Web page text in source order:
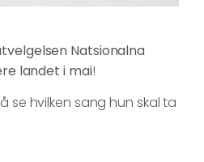
Natsionalna
landet i mai!
se hvilken sang hun skal ta